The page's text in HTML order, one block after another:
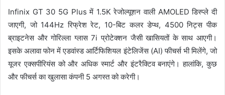
Infinix GT 30 5G Plus में 1.5K रेजोल्यूशन वाली AMOLED डिस्प्ले दी
जाएगी, जो 144Hz रिफ्रेश रेट, 10-बिट कलर डेप्थ, 4500 निट्स पीक
ब्राइटनेस और गोरिल्ला ग्लास 7i प्रोटेक्शन जैसी खासियतों के साथ आएगी।
इसके अलावा फोन में एडवांस्ड आर्टिफिशियल इंटेलिजेंस (AI) फीचर्स भी मिलेंगे, जो
यूजर एक्सपीरियंस को और अधिक स्मार्ट और इंटरैक्टिव बनाएंगे। हालांकि, कुछ
और फीचर्स का खुलासा कंपनी 5 अगस्त को करेगी।